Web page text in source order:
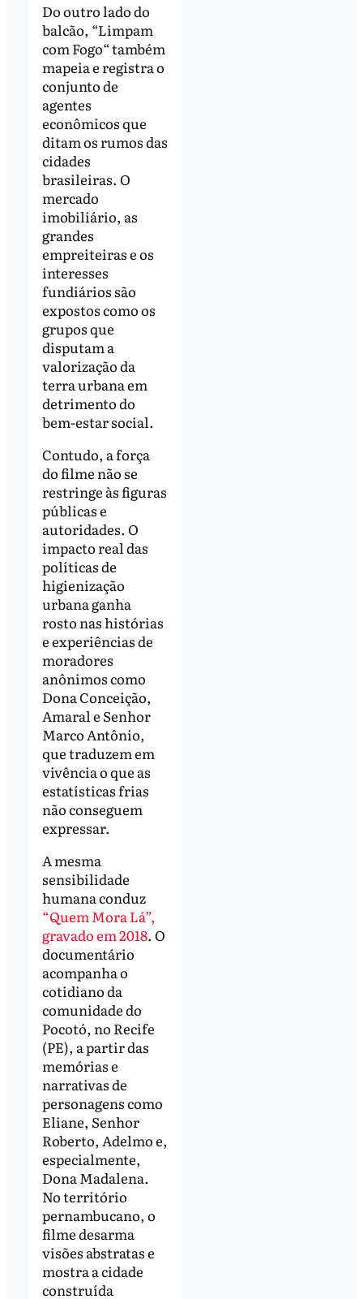
Do outro lado do
balcão, “Limpam
com Fogo“também
mapeia e registra o
conjunto de
agentes
econômicos que
ditam os rumos das
cidades
brasileiras. O
mercado
imobiliário, as
grandes
empreiteiras e os
interesses
fundiários são
expostos como os
grupos que
disputam a
valorização da
terra urbana em
detrimento do
bem-estar social.
Contudo, a força
do filme não se
restringe às figuras
públicas e
autoridades. O
impacto real das
políticas de
higienização
urbana ganha
rosto nas histórias
e experiências de
moradores
anônimos como
Dona Conceição,
Amaral e Senhor
Marco Antônio,
que traduzem em
vivência o que as
estatísticas frias
não conseguem
expressar.
A mesma
sensibilidade
humana conduz
“Quem Mora Lá”,
gravado em 2018. O
documentário
acompanha o
cotidiano da
comunidade do
Pocotó, no Recife
(PE), a partir das
memórias e
narrativas de
personagens como
Eliane, Senhor
Roberto, Adelmo e,
especialmente,
Dona Madalena.
No território
pernambucano, o
filme desarma
visões abstratas e
mostra a cidade
construída